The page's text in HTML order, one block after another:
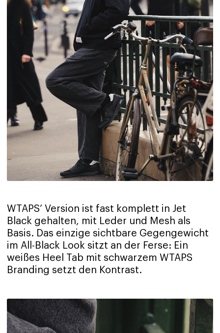
WTAPS’ Version ist fast komplett in Jet
Black gehalten, mit Leder und Mesh als
Basis. Das einzige sichtbare Gegengewicht
im All-Black Look sitzt an der Ferse: Ein
weißes Heel Tab mit schwarzem WTAPS
Branding setzt den Kontrast.